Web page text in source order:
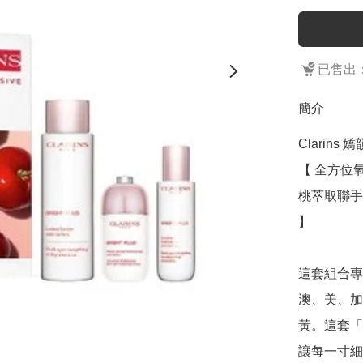
已售出
簡介
Clarins 嬌
【 全方位
桃萃取聯
】
這套組合
澳、美、
黃。這套
讓每一寸